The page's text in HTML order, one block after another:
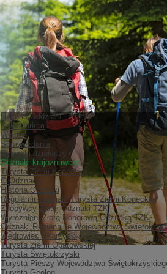
Historia Oddziału
Kalendarium
Władze
Sprawozdania
Sylwetki działaczy
Odznaki krajoznawcze
Turysta Ziemi Koneckiej
O Odznace
Historia Odznaki
Regulamin odznaki Turysta Ziemi Koneckiej
Zdobywcy Złotej Odznaki TZK
Wyróżnieni Złotą Honorową Odznaką TZK
Odznaki Regionalne Województwa
Wędrowiec Skarżyski
Turysta Ziemi Opatowskiej
Turysta Świętokrzyski
Turysta Pieszy Województwa